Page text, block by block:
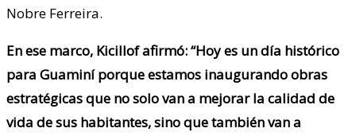
Nobre Ferreira.
En ese marco, Kicillof afirmó: “Hoy es un día histórico
para Guaminí porque estamos inaugurando obras
estratégicas que no solo van a mejorar la calidad de
vida de sus habitantes, sino que también van a